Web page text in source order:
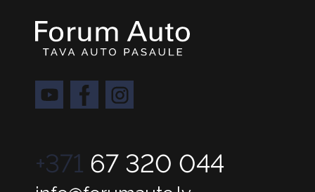
+371 67 320 044